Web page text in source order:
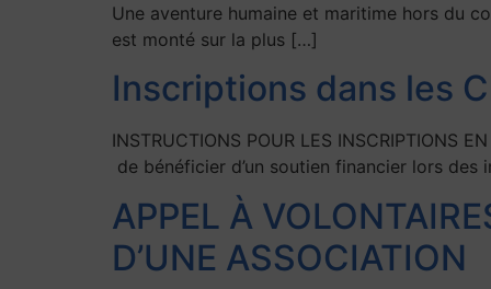
Une aventure humaine et maritime hors du
est monté sur la plus […]
Inscriptions dans les
INSTRUCTIONS POUR LES
de bénéficier d’un soutien financier lors
APPEL À
D’UNE ASSOCIATION